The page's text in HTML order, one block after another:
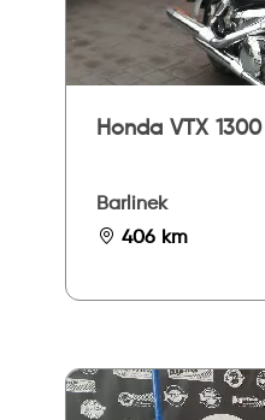
Honda VTX 1300
Barlinek
406 km